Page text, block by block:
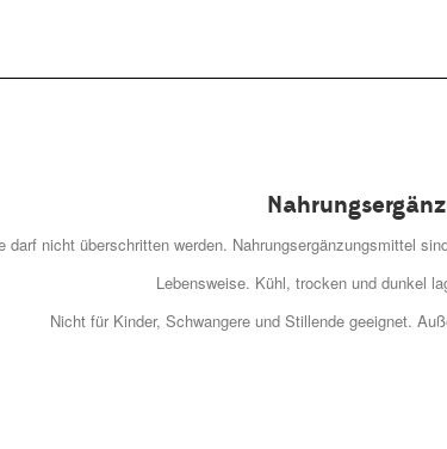
darf nicht überschritten werden. Nahrungsergänzungsmittel
Lebensweise. Kühl, trocken und dunkel
Nicht für Kinder, Schwangere und Stillende geeignet.